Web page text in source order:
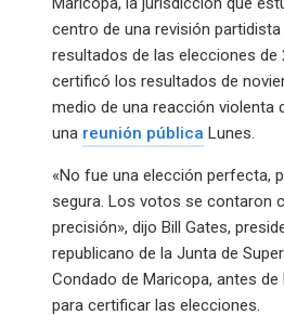
centro de una revisión partidista
resultados de las elecciones de
certificó los resultados de
medio de una reacción violenta
una reunión pública Lunes.
«No fue una elección perfecta,
segura. Los votos se contaron
precisión», dijo Bill Gates,
republicano de la Junta de
Condado de Maricopa, antes de
para certificar las elecciones.